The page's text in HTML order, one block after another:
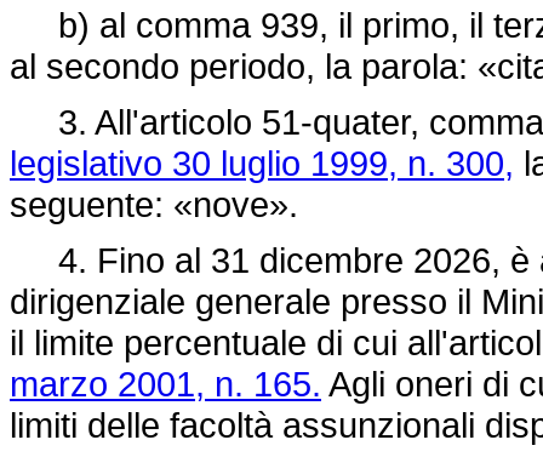
b) al comma 939, il primo, il
al secondo periodo, la parola:
3. All'articolo 51-quater,
legislativo 30 luglio 1999, n. 300,
seguente: «nove».
4. Fino al 31 dicembre 2026, è
dirigenziale generale presso il
il limite percentuale di cui
marzo 2001, n. 165. Agli oneri di
limiti delle facoltà assunzionali